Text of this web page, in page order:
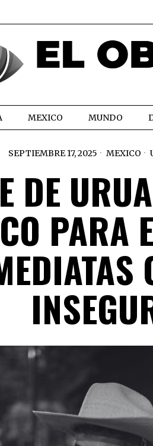
MEXICO MUNDO
SEPTIEMBRE 17, 2025 MEXICO
DE
PARA